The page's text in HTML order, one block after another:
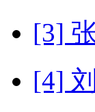
[3]
[4]